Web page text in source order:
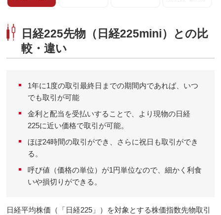
日経225先物（日経225mini）との比
較・違い
1年に1度の取引最終日までの期間内であれば、いつ
でも取引が可能
金利と配当を受払いすることで、より現物の日経
225に近い価格で取引が可能。
ほぼ24時間の取引ができ、さらに祝日も取引ができ
る。
呼び値（価格の単位）が1円単位なので、細かく利食
いや損切りができる。
日経平均株価（「日経225」）を対象とする株価指数先物取引